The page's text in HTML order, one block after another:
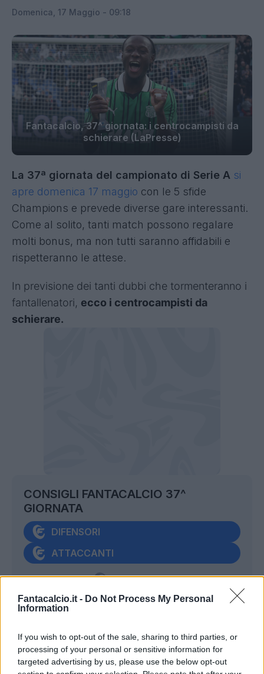
Fantacalcio.it - Do Not Process My Personal
Information
If you wish to opt-out of the sale, sharing to third parties, or
processing of your personal or sensitive information for
targeted advertising by us, please use the below opt-out
Domenica, 17 Maggio - 09:18
Fantacalcio, 37^ giornata: i centrocampisti da
schierare (LaPresse)
La 37ª giornata del campionato di Serie A si
apre domenica 17 maggio con le 5 sfide
Champions e prevede diverse gare interessanti.
Come al solito, tanti match possono regalare
molti bonus, ma non tutti saranno affidabili e
rispetteranno le attese.
In previsione dei tanti dubbi che tormenteranno i
fantallenatori, ecco i centrocampisti da
schierare.
CONSIGLI FANTACALCIO 37^
GIORNATA
DIFENSORI
ATTACCANTI
RABIOT- Dei 6 gol finora siglati, ben 5 sono
arrivati in trasferta. Considerato il campo